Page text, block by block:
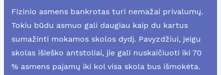
Fizinio asmens bankrotas turi nemažai privalumų.
Tokiu būdu asmuo gali daugiau kaip du kartus
sumažinti mokamos skolos dydį. Pavyzdžiui, jeigu
skolas išieško antstoliai, jie gali nuskaičiuoti iki 70
% asmens pajamų iki kol visa skola bus išmokėta.